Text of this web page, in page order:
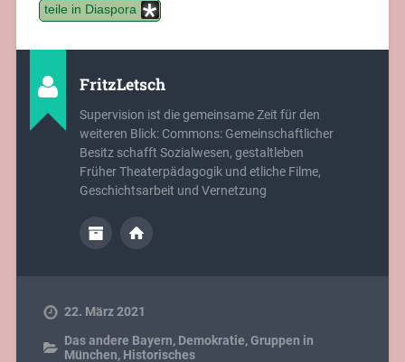
teile in Diaspora
FritzLetsch
Supervision ist die gemeinsame Zeit für den
weiteren Blick: Commons: Gemeinschaftlicher
Besitz schafft Sozialwesen, gestaltleben
Früher Theaterpädagogik und etliche Filme,
Geschichtsarbeit und Vernetzung
22. März 2021
Das andere Bayern, Demokratie,Gruppen in
München, Historisches